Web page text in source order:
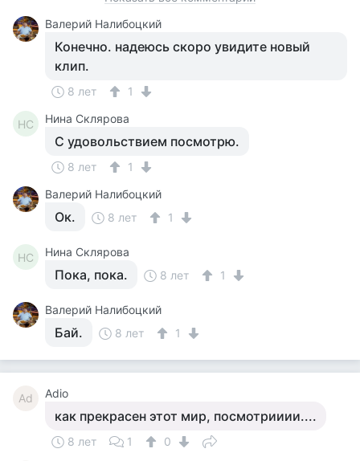
Валерий Налибоцкий
Конечно. надеюсь скоро увидите новый
клип.
8 лет 1
НС Нина Склярова
С удовольствием посмотрю.
8 лет
1
Валерий Налибоцкий
Ок. 8 лет 1
НС Нина Склярова
Пока, пока. 8 лет 1
Валерий Налибоцкий
Бай. 8 лет 1
Ad Adio
как прекрасен этот мир, посмотрииии....
8 лет 1
0